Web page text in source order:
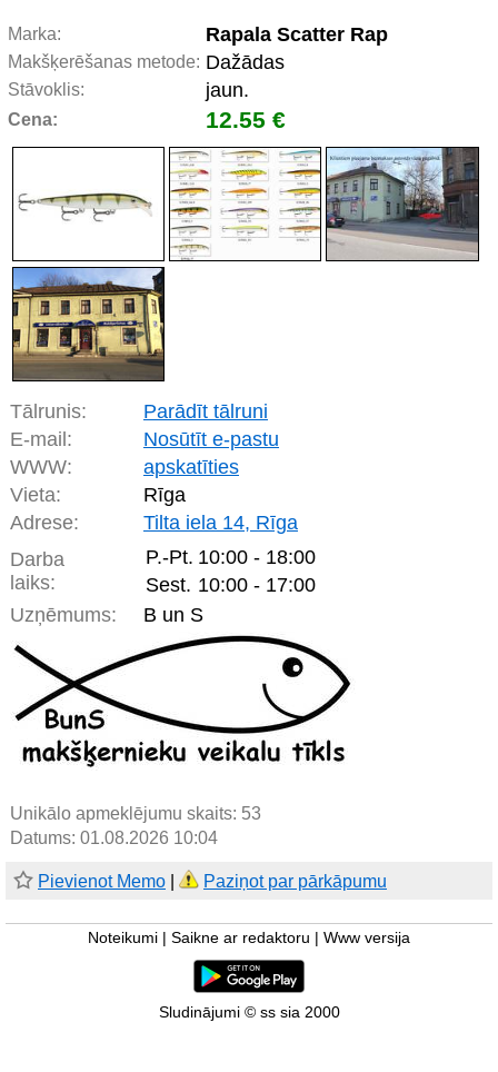
Marka: Rapala Scatter Rap
Makšķerēšanas metode: Dažādas
Stāvoklis: jaun.
Cena: 12.55 €
Tālrunis:
Parādīt tālruni
E-mail:
Nosūtīt e-pastu
WWW:
apskatīties
Vieta:
Rīga
Adrese:
Tilta iela 14, Rīga
Darba
laiks:
P.-Pt. 10:00 - 18:00
Sest. 10:00 - 17:00
Uzņēmums:
B un S
Unikālo apmeklējumu skaits: 53
Datums: 01.08.2026 10:04
Pievienot Memo Paziņot par pārkāpumu
Noteikumi Saikne ar redaktoru Www versija
Sludinājumi © ss sia 2000